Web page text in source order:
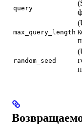
query
max_query_length
random_seed